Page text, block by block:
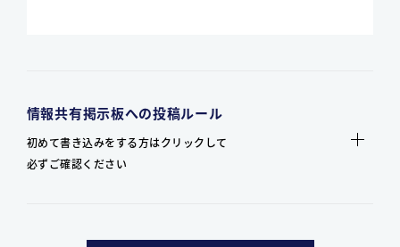
情報共有掲示板への投稿ルール
初めて書き込みをする方はクリックして
必ずご確認ください